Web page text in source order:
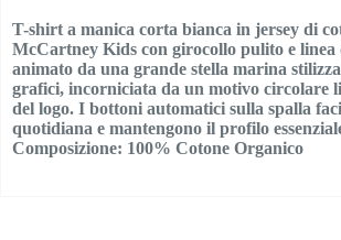
T-shirt a manica corta bianca in jersey di
McCartney Kids con girocollo pulito e
animato da una grande stella marina
grafici, incorniciata da un motivo circolare
del logo. I bottoni automatici sulla spalla
quotidiana e mantengono il profilo
Composizione: 100% Cotone Organico